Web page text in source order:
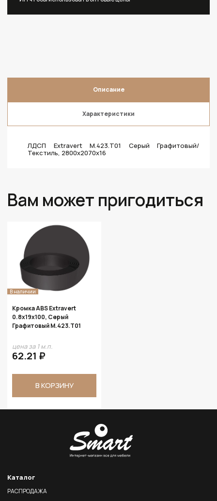
Описание
Характеристики
ЛДСП Extravert M.423.T01 Серый Графитовый/
Текстиль, 2800х2070х16
Вам может пригодиться
В наличии
Кромка ABS Extravert
0.8х19х100, Серый
Графитовый M.423.T01
цена за 1 м.п.
62.21 ₽
В КОРЗИНУ
Каталог
РАСПРОДАЖА